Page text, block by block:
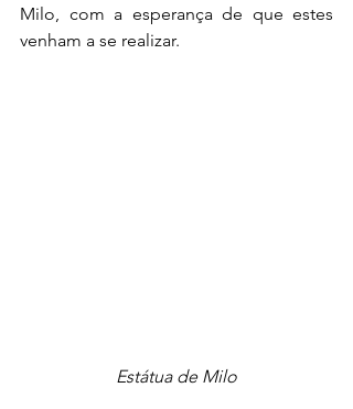
Milo, com a esperança de que estes
venham a se realizar.
Estátua de Milo